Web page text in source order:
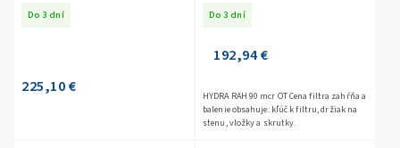
Do 3 dní
225,10 €
Do 3 dní
192,94 €
HYDRA RAH 90 mcr OT Cena filtra zahŕňa a
balenie obsahuje: kľúč k filtru, držiak na
stenu, vložky a skrutky.